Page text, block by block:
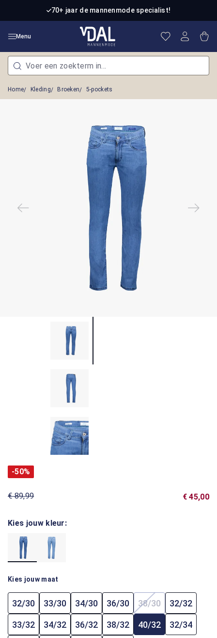
Ga naar de hoofdinhoud70+ jaar de mannenmode specialist!
Menu Je hebt 0
Home Kleding Broeken 5-pockets
-50%
€ 89,99 € 45,00
Kies jouw kleur:
Kies jouw maat
32/30 33/30 34/30 36/30 38/30(Deze optie is
32/32
33/32 34/32 36/32 38/32 40/32 32/34